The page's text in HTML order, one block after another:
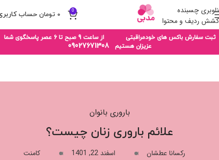
ناوبری چسبنده
کشش ردیف و محتوا
0 ۰ تومان
ثبت سفارش باکس های خودمراقبتی از ساعت 9 صبح تا 6 عصر پاسخگوی شما
عزیزان هستیم
09027671308
باروری بانوان
علائم باروری زنان چیست؟
رکسانا عطشان اسفند 22, 1401 کامنت